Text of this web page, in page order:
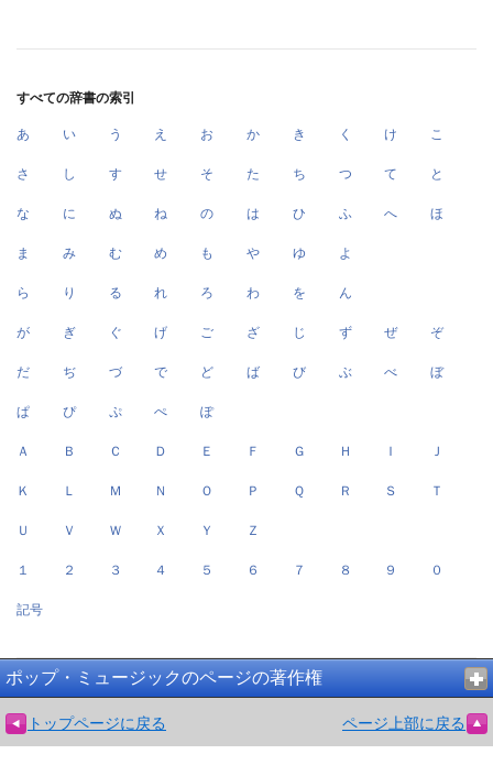
すべての辞書の索引
あ い う え お か き く け こ
さ し す せ そ た ち つ て と
な に ぬ ね の は ひ ふ へ ほ
ま み む め も や ゆ よ
ら り る れ ろ わ を ん
が ぎ ぐ げ ご ざ じ ず ぜ ぞ
だ ぢ づ で ど ば び ぶ べ ぼ
ぱ ぴ ぷ ぺ ぽ
Ａ Ｂ Ｃ Ｄ Ｅ Ｆ Ｇ Ｈ Ｉ Ｊ
Ｋ Ｌ Ｍ Ｎ Ｏ Ｐ Ｑ Ｒ Ｓ Ｔ
Ｕ Ｖ Ｗ Ｘ Ｙ Ｚ
１ ２ ３ ４ ５ ６ ７ ８ ９ ０
記号
ポップ・ミュージックのページの著作権
トップページに戻る ページ上部に戻る